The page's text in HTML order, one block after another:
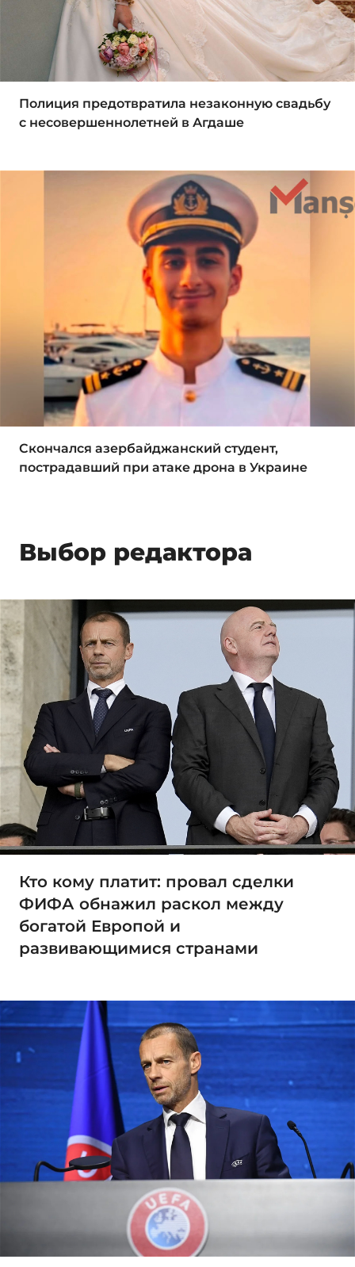
Полиция предотвратила незаконную свадьбу
с несовершеннолетней в Агдаше
Скончался азербайджанский студент,
пострадавший при атаке дрона в Украине
Выбор редактора
Кто кому платит: провал сделки
ФИФА обнажил раскол между
богатой Европой и
развивающимися странами